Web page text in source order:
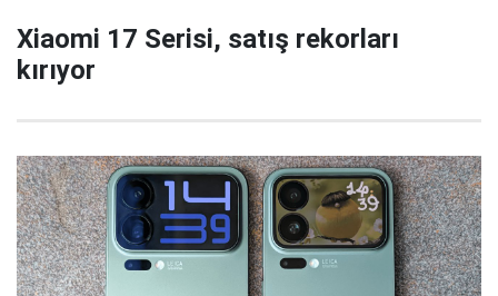
Xiaomi 17 Serisi, satış rekorları
kırıyor